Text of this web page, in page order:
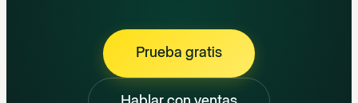
Prueba gratis